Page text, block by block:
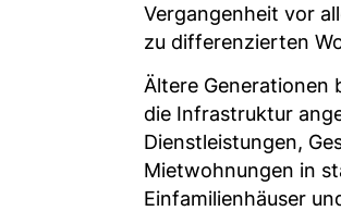
Vergangenheit vor
zu differenzierten
Ältere Generationen
die Infrastruktur
Dienstleistungen,
Mietwohnungen in
Einfamilienhäuser